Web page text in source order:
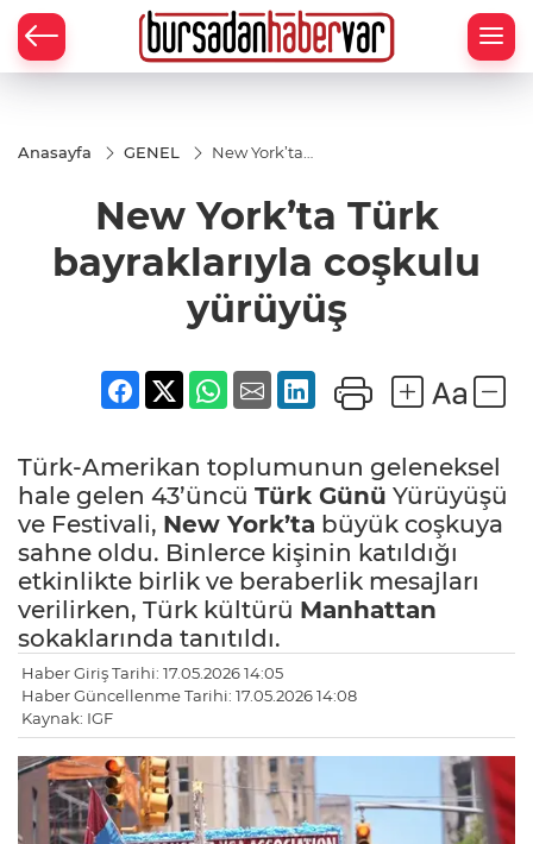
Anasayfa GENEL
New York’ta
coşkulu
yürüyüş
New York’ta Türk
bayraklarıyla coşkulu
yürüyüş
Türk-Amerikan toplumunun geleneksel
hale gelen 43’üncü Türk Günü Yürüyüşü
ve Festivali, New York’ta büyük coşkuya
sahne oldu. Binlerce kişinin katıldığı
etkinlikte birlik ve beraberlik mesajları
verilirken, Türk kültürü Manhattan
sokaklarında tanıtıldı.
Haber Giriş Tarihi: 17.05.2026 14:05
Haber Güncellenme Tarihi: 17.05.2026 14:08
Kaynak: IGF